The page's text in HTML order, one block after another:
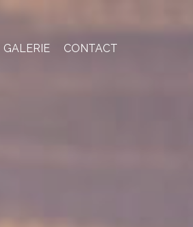
GALERIE CONTACT